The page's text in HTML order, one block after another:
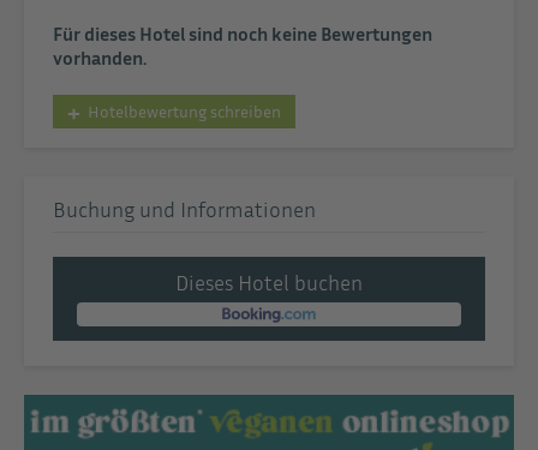
Für dieses Hotel sind noch keine Bewertungen
vorhanden.
Hotelbewertung schreiben
Buchung und Informationen
Dieses Hotel buchen